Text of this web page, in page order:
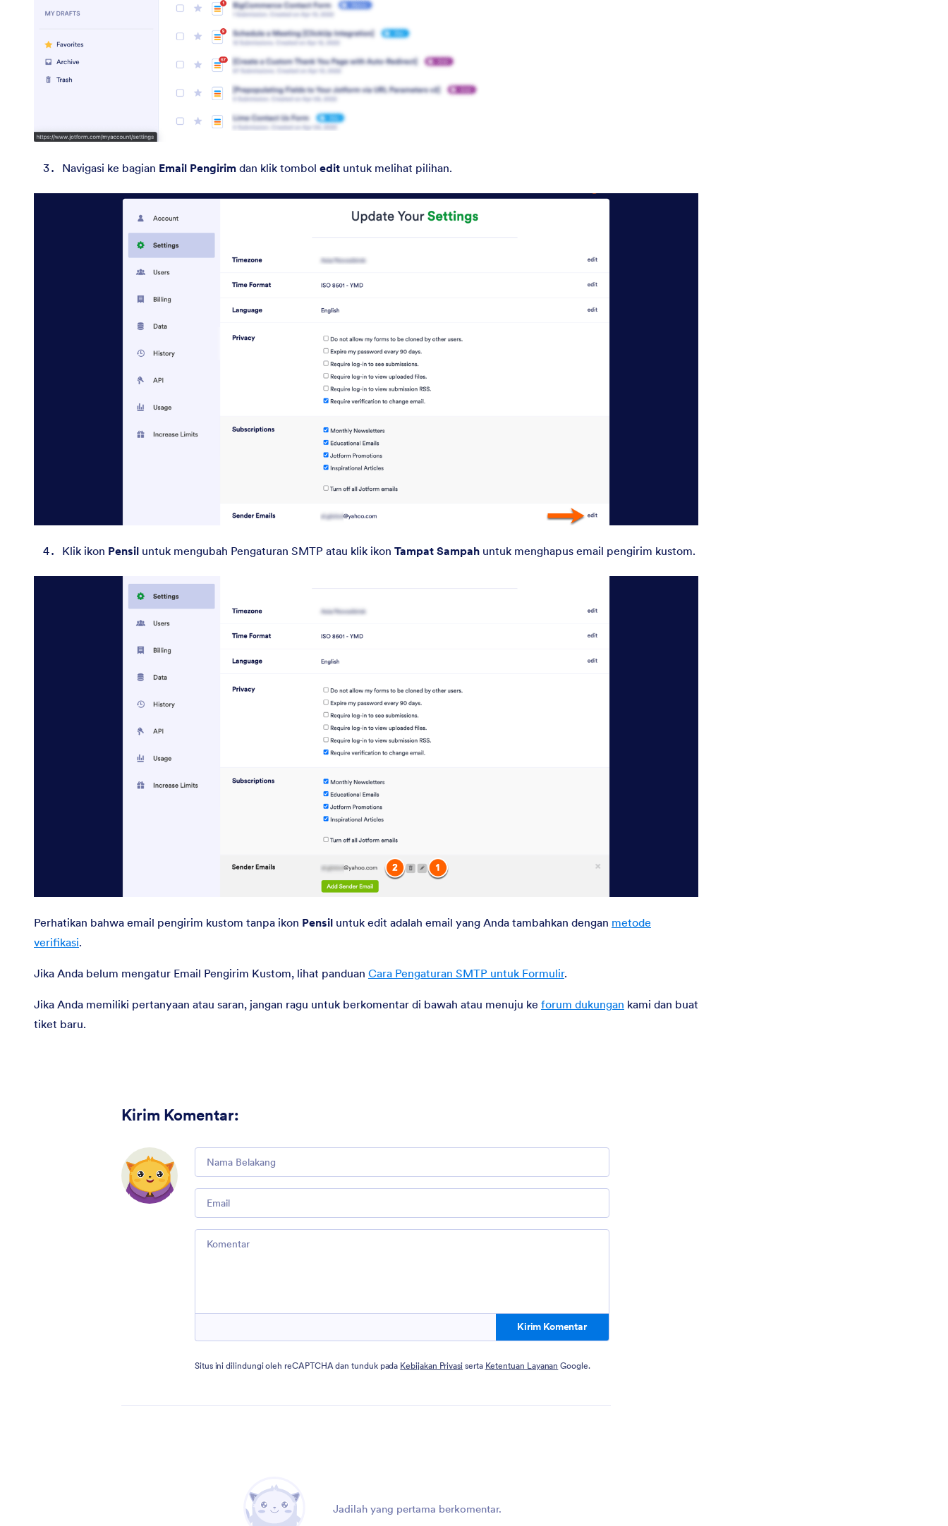
Navigasi ke bagian Email Pengirim dan klik tombol edit untuk melihat pilihan.
Klik ikon Pensil untuk mengubah Pengaturan SMTP atau klik ikon Tampat Sampah untuk menghapus email pengirim kustom.
Perhatikan bahwa email pengirim kustom tanpa ikon Pensil untuk edit adalah email yang Anda tambahkan dengan metode
verifikasi.
Jika Anda belum mengatur Email Pengirim Kustom, lihat panduan Cara Pengaturan SMTP untuk Formulir.
Jika Anda memiliki pertanyaan atau saran, jangan ragu untuk berkomentar di bawah atau menuju ke forum dukungan kami dan buat
tiket baru.
Kirim Komentar:
Kirim Komentar
Situs ini dilindungi oleh reCAPTCHA dan tunduk pada Kebijakan Privasi serta Ketentuan Layanan Google.
Jadilah yang pertama berkomentar.